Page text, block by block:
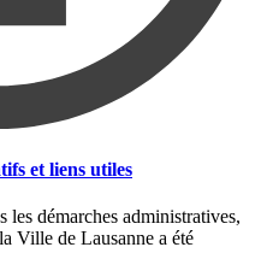
et liens utiles
les démarches administratives,
Ville de Lausanne a été